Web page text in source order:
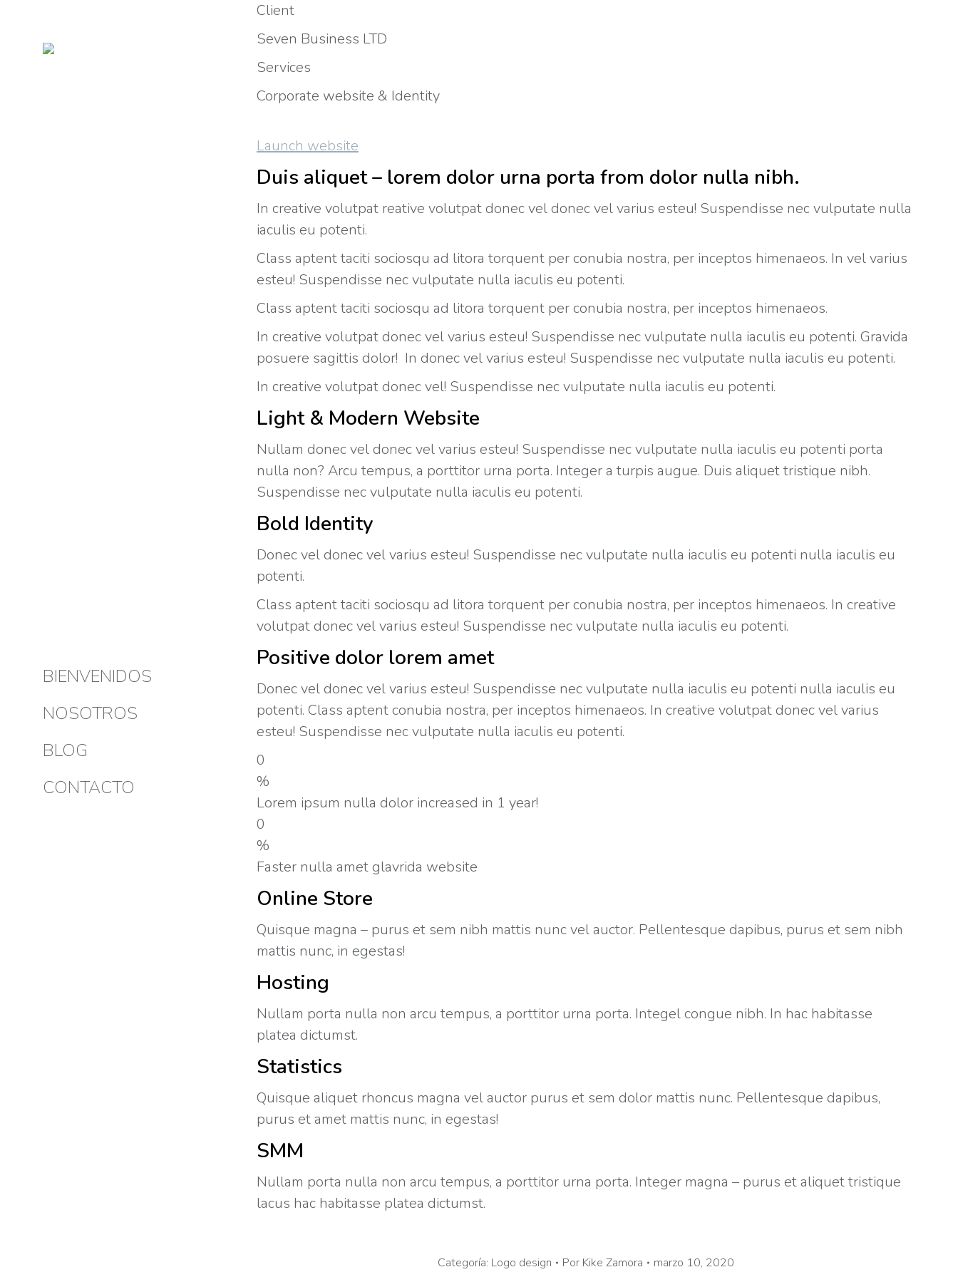
BIENVENIDOS
NOSOTROS
BLOG
CONTACTO
Client
Seven Business LTD
Services
Corporate website & Identity
Launch website
Duis aliquet – lorem dolor urna porta from dolor nulla nibh.
In creative volutpat reative volutpat donec vel donec vel varius esteu! Suspendisse nec vulputate nulla
iaculis eu potenti.
Class aptent taciti sociosqu ad litora torquent per conubia nostra, per inceptos himenaeos. In vel varius
esteu! Suspendisse nec vulputate nulla iaculis eu potenti.
Class aptent taciti sociosqu ad litora torquent per conubia nostra, per inceptos himenaeos.
In creative volutpat donec vel varius esteu! Suspendisse nec vulputate nulla iaculis eu potenti. Gravida
posuere sagittis dolor! In donec vel varius esteu! Suspendisse nec vulputate nulla iaculis eu potenti.
In creative volutpat donec vel! Suspendisse nec vulputate nulla iaculis eu potenti.
Light & Modern Website
Nullam donec vel donec vel varius esteu! Suspendisse nec vulputate nulla iaculis eu potenti porta
nulla non? Arcu tempus, a porttitor urna porta. Integer a turpis augue. Duis aliquet tristique nibh.
Suspendisse nec vulputate nulla iaculis eu potenti.
Bold Identity
Donec vel donec vel varius esteu! Suspendisse nec vulputate nulla iaculis eu potenti nulla iaculis eu
potenti.
Class aptent taciti sociosqu ad litora torquent per conubia nostra, per inceptos himenaeos. In creative
volutpat donec vel varius esteu! Suspendisse nec vulputate nulla iaculis eu potenti.
Positive dolor lorem amet
Donec vel donec vel varius esteu! Suspendisse nec vulputate nulla iaculis eu potenti nulla iaculis eu
potenti. Class aptent conubia nostra, per inceptos himenaeos. In creative volutpat donec vel varius
esteu! Suspendisse nec vulputate nulla iaculis eu potenti.
0
%
Lorem ipsum nulla dolor increased in 1 year!
0
%
Faster nulla amet glavrida website​
Online Store
Quisque magna – purus et sem nibh mattis nunc vel auctor. Pellentesque dapibus, purus et sem nibh
mattis nunc, in egestas!
Hosting
Nullam porta nulla non arcu tempus, a porttitor urna porta. Integel congue nibh. In hac habitasse
platea dictumst.
Statistics
Quisque aliquet rhoncus magna vel auctor purus et sem dolor mattis nunc. Pellentesque dapibus,
purus et amet mattis nunc, in egestas!
SMM
Nullam porta nulla non arcu tempus, a porttitor urna porta. Integer magna – purus et aliquet tristique
lacus hac habitasse platea dictumst.
Categoría: Logo design Por Kike Zamora marzo 10, 2020